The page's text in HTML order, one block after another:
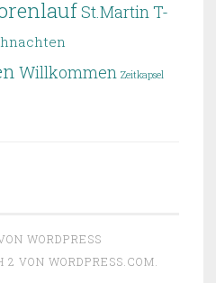
St.MartinT-
Willkommen Zeitkapsel
WORDPRESS
2 VON WORDPRESS.COM.